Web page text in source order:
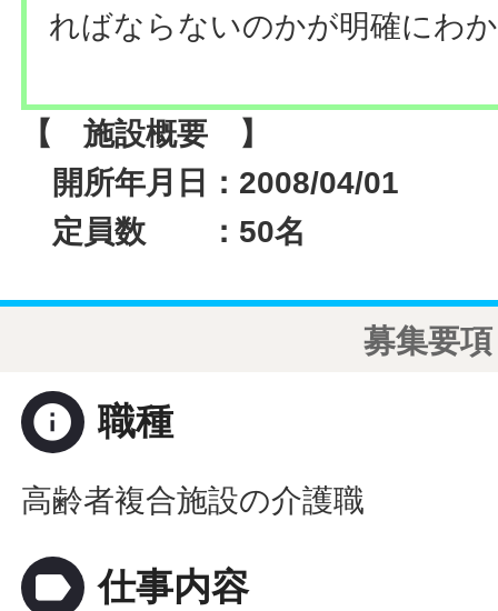
ればならないのかが明確にわ
【 施設概要 】
開所年月日：2008/04/01
定員数 ：50名
募集要項
info 職種
高齢者複合施設の介護職
label 仕事内容